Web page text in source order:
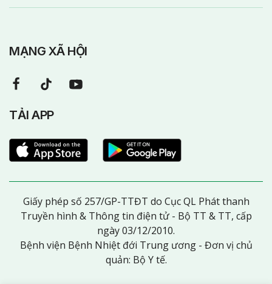
MẠNG XÃ HỘI
TẢI APP
Giấy phép số 257/GP-TTĐT do Cục QL Phát thanh
Truyền hình & Thông tin điện tử - Bộ TT & TT, cấp
ngày 03/12/2010.
Bệnh viện Bệnh Nhiệt đới Trung ương - Đơn vị chủ
quản: Bộ Y tế.